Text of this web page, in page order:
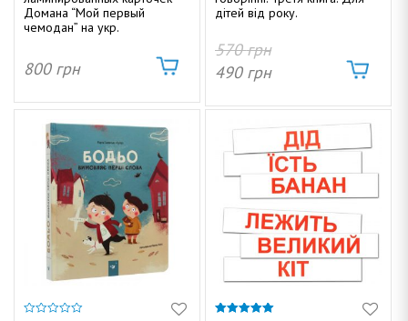
Домана “Мой первый
чемодан” на укр.
800 грн
дітей від року.
570грн
490 грн